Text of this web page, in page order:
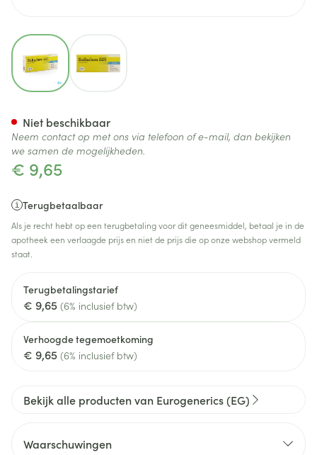
View larger image
€ 9,65
Terugbetaalbaar
Als je recht hebt op een terugbetaling voor dit geneesmiddel, betaal je in de
apotheek een verlaagde prijs en niet de prijs die op onze webshop vermeld
staat.
Terugbetalingstarief
€ 9,65 (6% inclusief btw)
Verhoogde tegemoetkoming
€ 9,65 (6% inclusief btw)
Niet beschikbaar
Neem contact op met ons via telefoon of e-mail, dan bekijken
we samen de mogelijkheden.
Bekijk alle producten van Eurogenerics (EG)
Waarschuwingen